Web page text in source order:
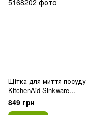
Щітка для миття посуду
KitchenAid Sinkware
KEG195OSBA 9 см біла
849 грн